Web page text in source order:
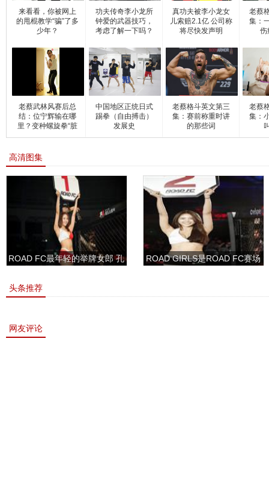
来看看，你被网上
的甩棍教学“骗”了多
少年？
功夫传奇李小龙所
钟爱的武器技巧，
考虑了解一下吗？
真功夫被李小龙女
儿索赔2.1亿 公司称
将尽快发声明
老蔡
集：
伤
老蔡武林风赛后总
结：位宁辉输在哪
里？变种螺旋拳“脏
招
中国地区正统日式
踢拳（自由搏击）
发展史
老蔡格斗英文第三
集：赛前称重时讲
的那些词
老蔡
集：
高清图集
ROAD FC最年轻的举牌女郎 孔
ROAD GIRLS是ROAD FC赛场
头条推荐
网友评论